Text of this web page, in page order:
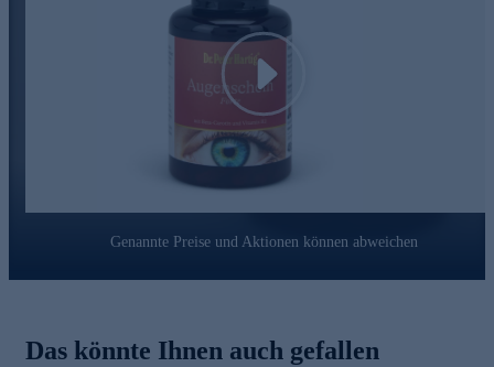
Dr. Peter Hartig® forscht für Ihre Gesundheit
Seit knapp 40 Jahren steht der Name Dr. Peter Hartig® für die
Erforschung von Mikroalgen und die Entwicklung von
Nahrungsergänzungsmitteln. Seine Inspiration und Motivation
findet er in der Natur selbst – dem Wasser und den Pflanzen.
Gemeinsam mit seinem Wissenschaftsteam lässt er altes Wissen
und moderne Forschung harmonisch zusammenfließen. Diese
Erfahrung stellt er stets in den Dienst von sich und seinen
Play
Genannte Preise und Aktionen können abweichen
Das könnte Ihnen auch gefallen